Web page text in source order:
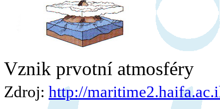
Vznik prvotní atmosféry
Zdroj: http://